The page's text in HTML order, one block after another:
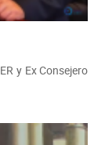
y Ex Consejero